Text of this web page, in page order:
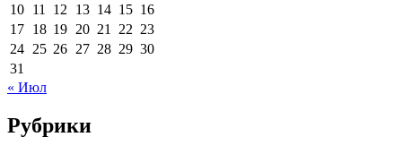
10 11 12 13 14 15 16
17 18 19 20 21 22 23
24 25 26 27 28 29 30
31
« Июл
Рубрики